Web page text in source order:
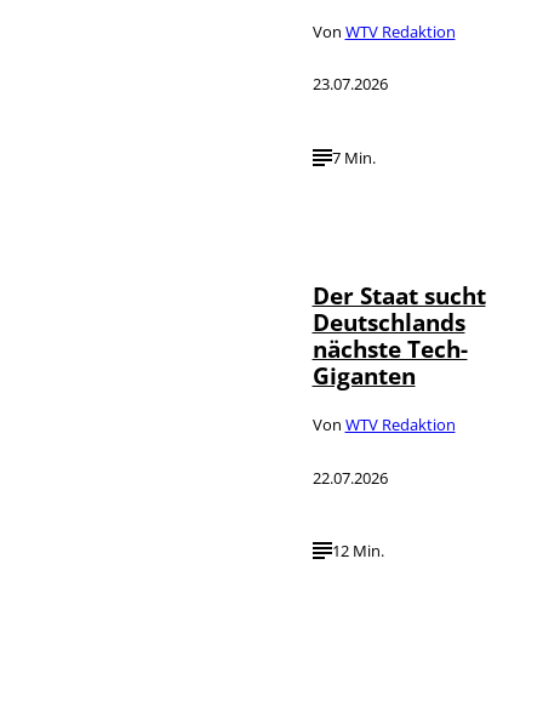
Von WTV Redaktion
23.07.2026
7 Min.
Der Staat sucht
Deutschlands
nächste Tech-
Giganten
Von WTV Redaktion
22.07.2026
12 Min.